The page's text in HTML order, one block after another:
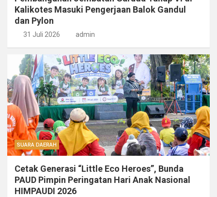
Kalikotes Masuki Pengerjaan Balok Gandul
dan Pylon
31 Juli 2026 admin
SUARA DAERAH
Cetak Generasi “Little Eco Heroes”, Bunda
PAUD Pimpin Peringatan Hari Anak Nasional
HIMPAUDI 2026